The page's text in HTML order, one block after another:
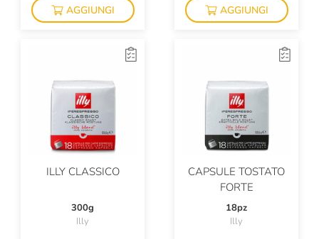
AGGIUNGI AGGIUNGI
ILLY CLASSICO
300g
Illy
CAPSULE TOSTATO
FORTE
18pz
Illy